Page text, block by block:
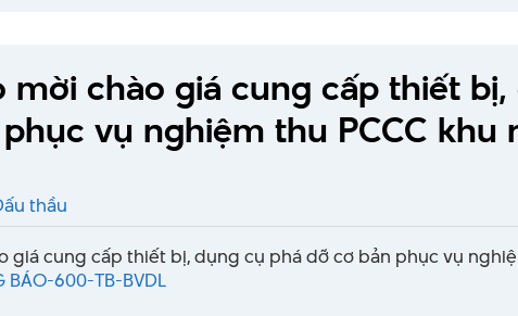
mời chào giá cung cấp thiết
vụ nghiệm thu PCCC khu
thầu
giá cung cấp thiết bị, dụng cụ phá dỡ cơ bản phục vụ
BÁO-600-TB-BVDL